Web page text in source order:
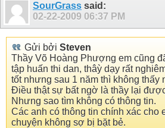
SourGrass said:
02-22-2009 06:37 PM
Gửi bởi Steven
Thầy Võ Hoàng Phượng em cũng
tập huấn thi dan, thâỳ dạy rất
tốt nhưng sau 1 năm thì không thấy
Điều thật sự bất ngờ là thầy lại
Nhưng sao tìm không có thông tin.
Các anh có thông tin chính xác cho
chuyện không sợ bị bặt bẻ.